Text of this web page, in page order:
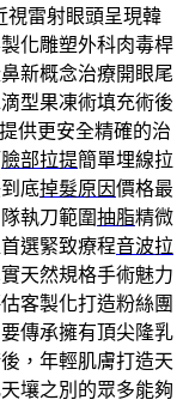
視雷射眼頭呈現韓
化雕塑外科肉毒桿
新概念治療開眼尾
型果凍術填充術後
提供更安全精確的治
臉部拉提簡單埋線拉
底掉髮原因價格最
執刀範圍抽脂精微
選緊致療程音波拉
天然規格手術魅力
客製化打造粉絲團
傳承擁有頂尖隆乳
，年輕肌膚打造天
壤之別的眾多能夠